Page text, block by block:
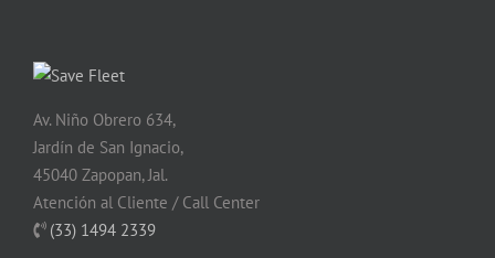
Av. Niño Obrero 634,
Jardín de San Ignacio,
45040 Zapopan, Jal.
Atención al Cliente / Call Center
(33) 1494 2339